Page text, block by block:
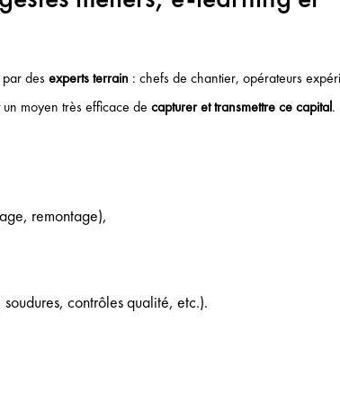
des experts terrain : chefs de chantier, opérateurs
moyen très efficace de capturer et transmettre ce capital.
remontage),
contrôles qualité, etc.).